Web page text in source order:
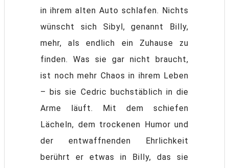
in ihrem alten Auto schlafen. Nichts
wünscht sich Sibyl, genannt Billy,
mehr, als endlich ein Zuhause zu
finden. Was sie gar nicht braucht,
ist noch mehr Chaos in ihrem Leben
– bis sie Cedric buchstäblich in die
Arme läuft. Mit dem schiefen
Lächeln, dem trockenen Humor und
der entwaffnenden Ehrlichkeit
berührt er etwas in Billy, das sie